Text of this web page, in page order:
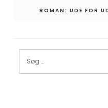
ROMAN: UDE FOR